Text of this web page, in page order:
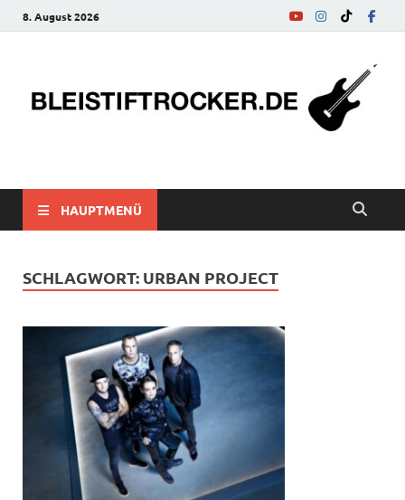
8. August 2026
bleistiftrocker.de
HAUPTMENÜ
SCHLAGWORT: URBAN PROJECT